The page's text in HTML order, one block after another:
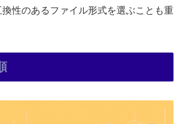
性のあるファイル形式を選ぶことも重